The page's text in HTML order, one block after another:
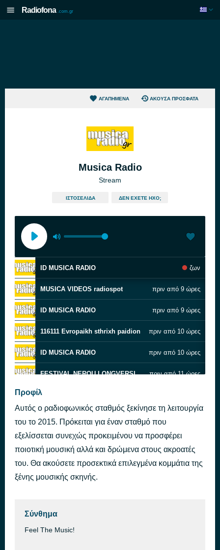
Radiofona .com.gr
ΑΓΑΠΗΜΈΝΑ ΆΚΟΥΣΑ ΠΡΌΣΦΑΤΑ
Musica Radio
Stream
ΙΣΤΟΣΕΛΊΔΑ ΔΕΝ ΈΧΕΤΕ ΉΧΟ;
ID MUSICA RADIO ζων
MUSICA VIDEOS radiospot πριν από 9 ώρες
ID MUSICA RADIO πριν από 9 ώρες
116111 Evropaikh sthrixh paidion πριν από 10 ώρες
ID MUSICA RADIO πριν από 10 ώρες
FESTIVAL NEROU LONGVERSION RADIOSPOT πριν από 11 ώρες
ID MUSICA RADIO
ID MUSICA RADIO πριν από 12 ώρες
MESHMERI SPOT TELOS πριν από 13 ώρες
Προφίλ
Αυτός ο ραδιοφωνικός σταθμός ξεκίνησε τη λειτουργία
του το 2015. Πρόκειται για έναν σταθμό που
εξελίσσεται συνεχώς προκειμένου να προσφέρει
ποιοτική μουσική αλλά και δρώμενα στους ακροατές
του. Θα ακούσετε προσεκτικά επιλεγμένα κομμάτια της
ξένης μουσικής σκηνής.
Σύνθημα
Feel The Music!